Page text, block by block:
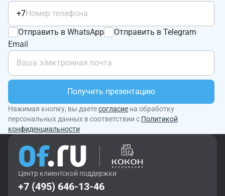
+7
Отправить в WhatsApp
Отправить в Telegram
Email
Получить презентацию
Нажимая кнопку, вы даетесогласие на обработку
персональных данных в соответствии с Политикой
конфиденциальности
Центр клиентской поддержки
+7 (495) 646-13-46